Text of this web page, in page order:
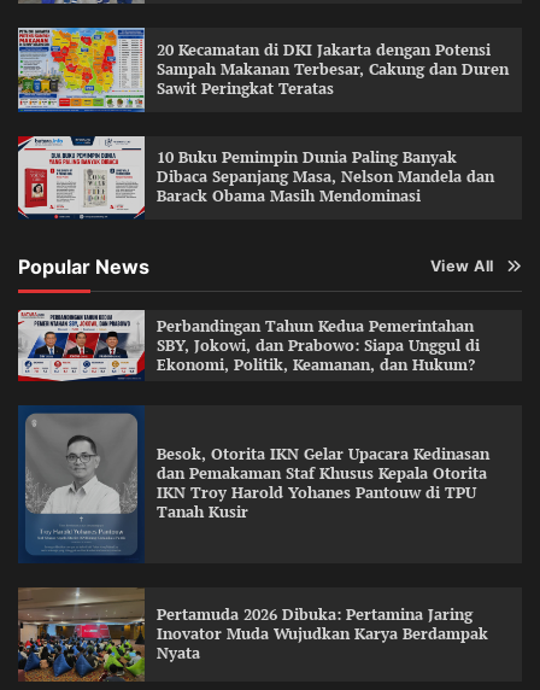
20 Kecamatan di DKI Jakarta dengan Potensi
Sampah Makanan Terbesar, Cakung dan Duren
Sawit Peringkat Teratas
10 Buku Pemimpin Dunia Paling Banyak
Dibaca Sepanjang Masa, Nelson Mandela dan
Barack Obama Masih Mendominasi
Popular News View All
Perbandingan Tahun Kedua Pemerintahan
SBY, Jokowi, dan Prabowo: Siapa Unggul di
Ekonomi, Politik, Keamanan, dan Hukum?
Besok, Otorita IKN Gelar Upacara Kedinasan
dan Pemakaman Staf Khusus Kepala Otorita
IKN Troy Harold Yohanes Pantouw di TPU
Tanah Kusir
Pertamuda 2026 Dibuka: Pertamina Jaring
Inovator Muda Wujudkan Karya Berdampak
Nyata